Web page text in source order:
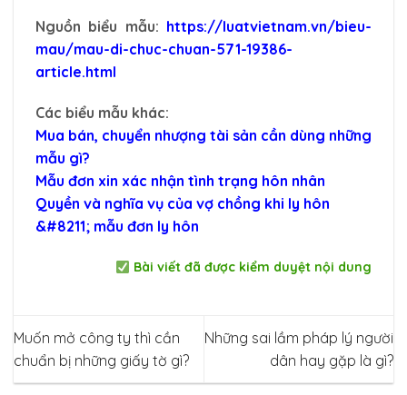
Nguồn biểu mẫu: https://luatvietnam.vn/bieu-
mau/mau-di-chuc-chuan-571-19386-
article.html
Các biểu mẫu khác:
Mua bán, chuyển nhượng tài sản cần dùng những
mẫu gì?
Mẫu đơn xin xác nhận tình trạng hôn nhân
Quyền và nghĩa vụ của vợ chồng khi ly hôn
&#8211; mẫu đơn ly hôn
Bài viết đã được kiểm duyệt nội dung
Muốn mở công ty thì cần
chuẩn bị những giấy tờ gì?
Những sai lầm pháp lý người
dân hay gặp là gì?